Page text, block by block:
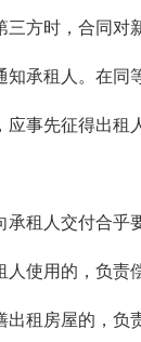
方时，合同对
承租人。在同
事先征得出租
租人交付合乎
使用的，负责
出租房屋的，